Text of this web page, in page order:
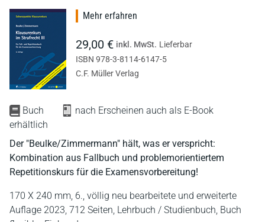
Buch
nach Erscheinen auch als E-Book
erhältlich
Der "Beulke/Zimmermann" hält, was er verspricht:
Kombination aus Fallbuch und problemorientiertem
Repetitionskurs für die Examensvorbereitung!
170 X 240 mm, 6., völlig neu bearbeitete und erweiterte
Auflage 2023, 712 Seiten, Lehrbuch / Studienbuch, Buch
Mehr erfahren
29,00 € inkl. MwSt. Lieferbar
ISBN 978-3-8114-6147-5
C.F. Müller Verlag